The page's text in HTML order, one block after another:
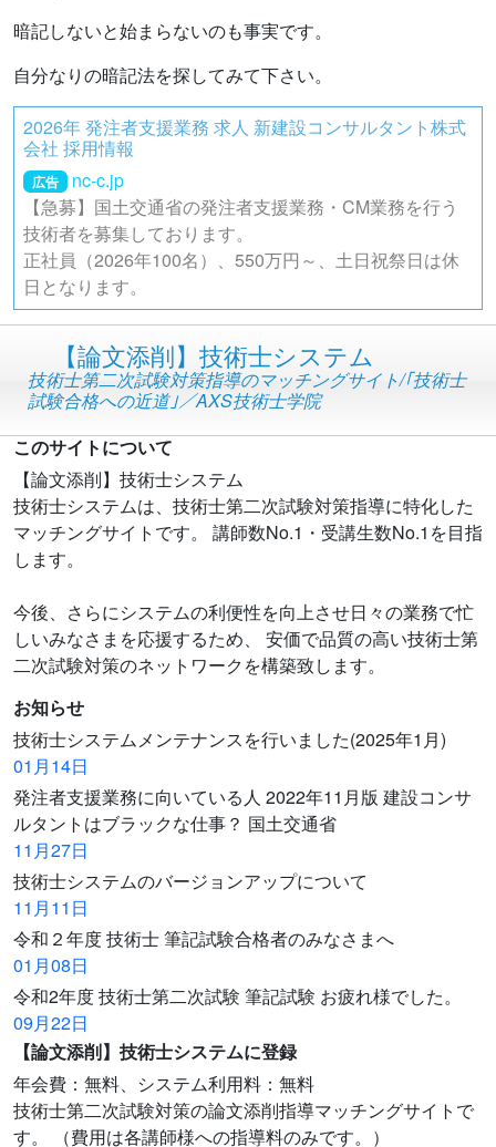
暗記しないと始まらないのも事実です。
自分なりの暗記法を探してみて下さい。
2026年 発注者支援業務 求人 新建設コンサルタント株式
会社 採用情報
広告
nc-c.jp
【急募】国土交通省の発注者支援業務・CM業務を行う
技術者を募集しております。
正社員（2026年100名）、550万円～、土日祝祭日は休
日となります。
【論文添削】技術士システム
技術士第二次試験対策指導のマッチングサイト/｢技術士
試験合格への近道｣／AXS技術士学院
このサイトについて
【論文添削】技術士システム
技術士システムは、技術士第二次試験対策指導に特化した
マッチングサイトです。 講師数No.1・受講生数No.1を目指
します。
今後、さらにシステムの利便性を向上させ日々の業務で忙
しいみなさまを応援するため、 安価で品質の高い技術士第
二次試験対策のネットワークを構築致します。
お知らせ
技術士システムメンテナンスを行いました(2025年1月)
01月14日
発注者支援業務に向いている人 2022年11月版 建設コンサ
ルタントはブラックな仕事？ 国土交通省
11月27日
技術士システムのバージョンアップについて
11月11日
令和２年度 技術士 筆記試験合格者のみなさまへ
01月08日
令和2年度 技術士第二次試験 筆記試験 お疲れ様でした。
09月22日
【論文添削】技術士システムに登録
年会費：無料、システム利用料：無料
技術士第二次試験対策の論文添削指導マッチングサイトで
す。 （費用は各講師様への指導料のみです。）